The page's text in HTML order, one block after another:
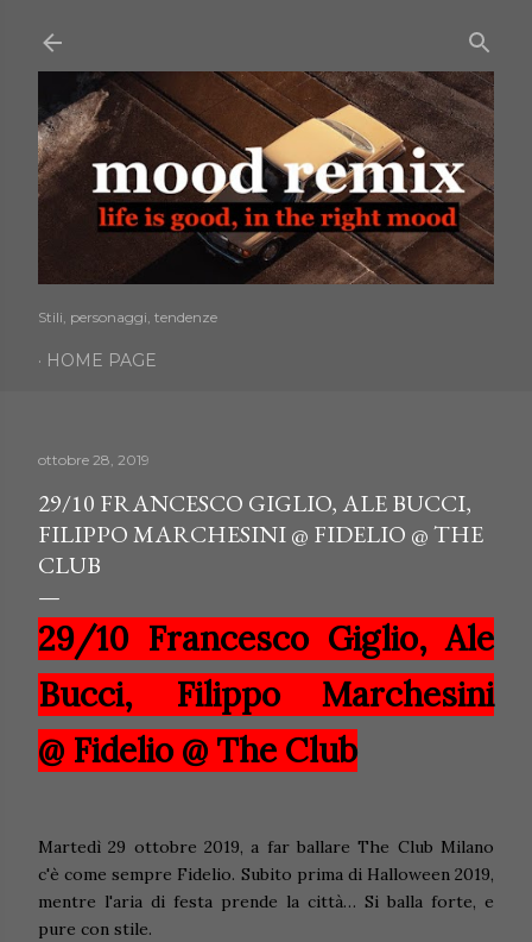
Stili, personaggi, tendenze
HOME PAGE
ottobre 28, 2019
29/10 FRANCESCO GIGLIO, ALE BUCCI,
FILIPPO MARCHESINI @ FIDELIO @ THE
CLUB
29/10 Francesco Giglio, Ale
Bucci, Filippo Marchesini
@ Fidelio @ The Club
Martedì 29 ottobre 2019, a far ballare The Club Milano
c'è come sempre Fidelio. Subito prima di Halloween 2019,
mentre l'aria di festa prende la città… Si balla forte, e
pure con stile.